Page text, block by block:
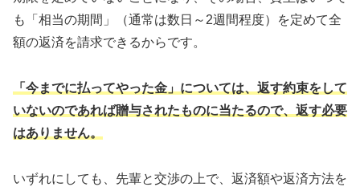
も「相当の期間」（通常は数日～2週間程度）を定めて全
額の返済を請求できるからです。
「今までに払ってやった金」については、返す約束をして
いないのであれば贈与されたものに当たるので、返す必要
はありません。
いずれにしても、先輩と交渉の上で、返済額や返済方法を